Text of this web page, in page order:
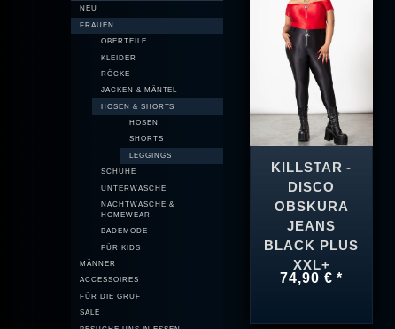
NEU
FRAUEN
OBERTEILE
KLEIDER
RÖCKE
JACKEN & MÄNTEL
HOSEN & SHORTS
HOSEN
SHORTS
LEGGINGS
SCHUHE
UNTERWÄSCHE
NACHTWÄSCHE &
HOMEWEAR
BADEMODE
FÜR KIDS
MÄNNER
ACCESSOIRES
FÜR DIE GRUFT
SALE
KILLSTAR -
DISCO
OBSKURA
JEANS
BLACK PLUS
XXL+
74,90 € *